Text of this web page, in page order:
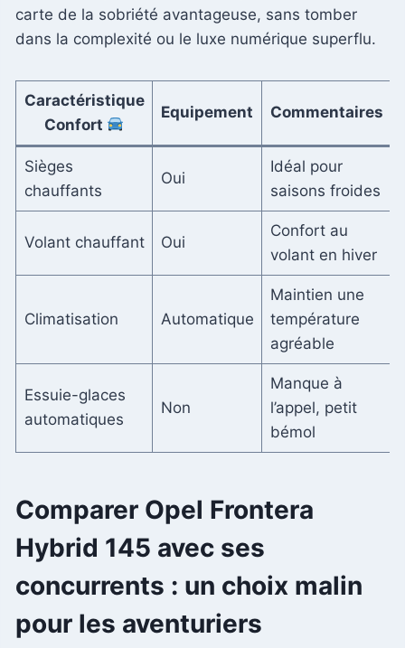
carte de la sobriété avantageuse, sans tomber
dans la complexité ou le luxe numérique superflu.
Caractéristique
Confort
Equipement Commentaires
Sièges
chauffants
Oui
Idéal pour
saisons froides
Volant chauffant Oui
Confort au
volant en hiver
Climatisation Automatique
Maintien une
température
agréable
Essuie-glaces
automatiques
Non
Manque à
l’appel, petit
bémol
Comparer Opel Frontera
Hybrid 145 avec ses
concurrents : un choix malin
pour les aventuriers